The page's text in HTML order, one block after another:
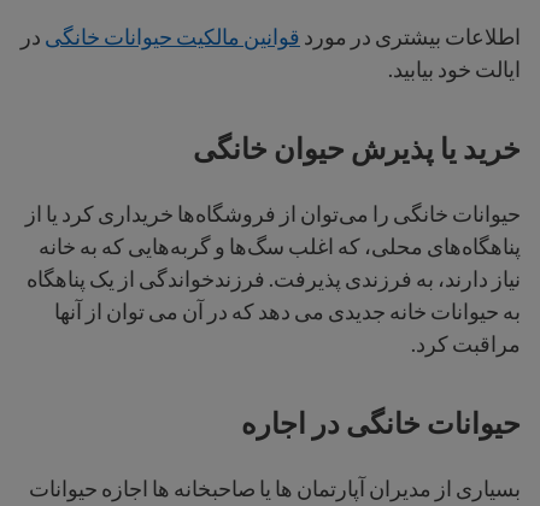
اطلاعات بیشتری در مورد قوانین مالکیت حیوانات خانگی در
ایالت خود بیابید.
خرید یا پذیرش حیوان خانگی
حیوانات خانگی را می‌توان از فروشگاه‌ها خریداری کرد یا از
پناهگاه‌های محلی، که اغلب سگ‌ها و گربه‌هایی که به خانه
نیاز دارند، به فرزندی پذیرفت. فرزندخواندگی از یک پناهگاه
به حیوانات خانه جدیدی می دهد که در آن می توان از آنها
مراقبت کرد.
حیوانات خانگی در اجاره
بسیاری از مدیران آپارتمان ها یا صاحبخانه ها اجازه حیوانات